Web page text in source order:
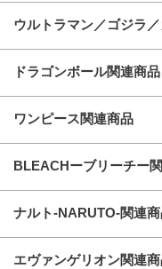
ウルトラマン／ゴジラ
ドラゴンボール関連商品
ワンピース関連商品
BLEACHーブリーチー
ナルト-NARUTO-関連
エヴァンゲリオン関連